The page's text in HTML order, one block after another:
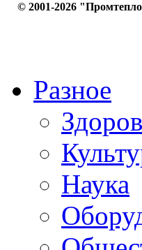
© 2001-2026
Разное
Наука